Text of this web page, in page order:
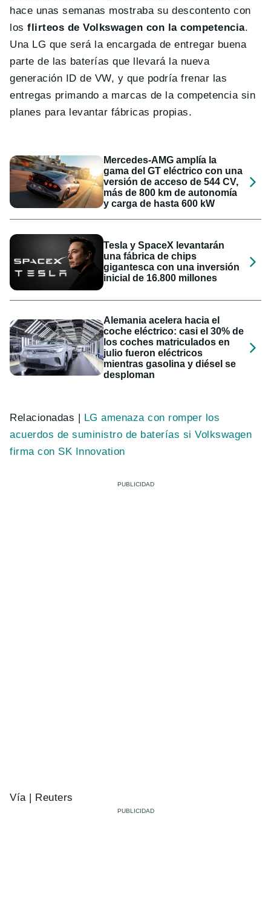
hace unas semanas mostraba su descontento con
los flirteos de Volkswagen con la competencia.
Una LG que será la encargada de entregar buena
parte de las baterías que llevará la nueva
generación ID de VW, y que podría frenar las
entregas primando a marcas de la competencia sin
planes para levantar fábricas propias.
Mercedes-AMG amplía la
gama del GT eléctrico con una
versión de acceso de 544 CV,
más de 800 km de autonomía
y carga de hasta 600 kW
Tesla y SpaceX levantarán
una fábrica de chips
gigantesca con una inversión
inicial de 16.800 millones
Alemania acelera hacia el
coche eléctrico: casi el 30% de
los coches matriculados en
julio fueron eléctricos
mientras gasolina y diésel se
desploman
Relacionadas | LG amenaza con romper los
acuerdos de suministro de baterías si Volkswagen
firma con SK Innovation
Vía | Reuters